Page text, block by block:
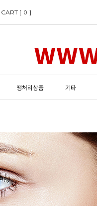
CART [ 0 ]
땡처리상품 기타